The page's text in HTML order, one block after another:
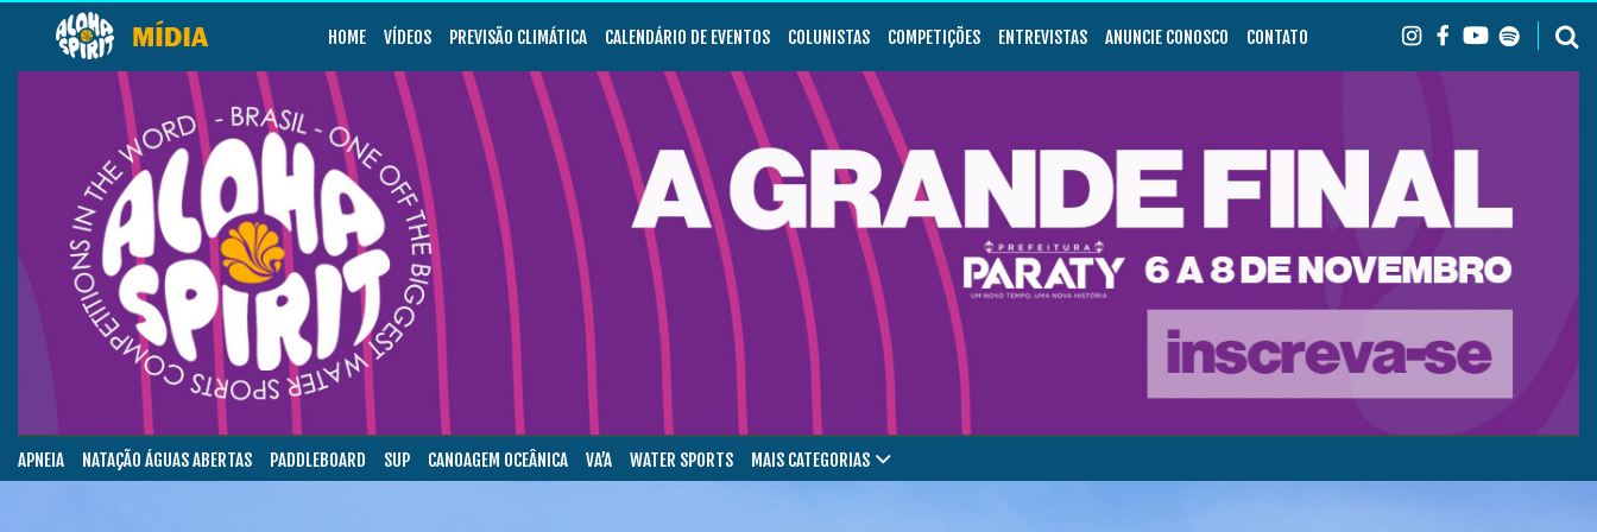
HOME VÍDEOS PREVISÃO CLIMÁTICA CALENDÁRIO DE EVENTOS COLUNISTAS COMPETIÇÕES ENTREVISTAS ANUNCIE CONOSCO CONTATO
APNEIA NATAÇÃO ÁGUAS ABERTAS PADDLEBOARD SUP CANOAGEM OCEÂNICA VA’A WATER SPORTS MAIS CATEGORIAS